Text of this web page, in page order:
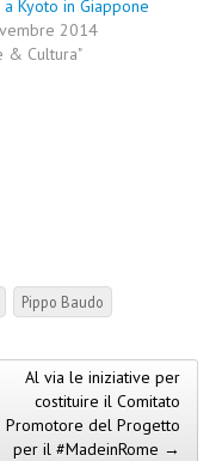
Kyoto in Giappone
2014
& Cultura"
Pippo Baudo
Al via le iniziative per
costituire il Comitato
Promotore del Progetto
per il #MadeinRome →